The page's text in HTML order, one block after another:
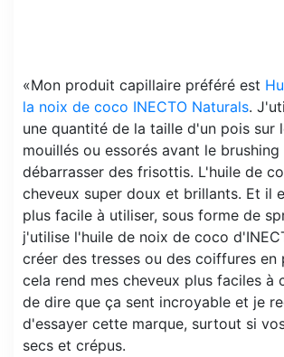
«Mon produit capillaire préféré est
la noix de coco INECTO Naturals.
une quantité de la taille d'un pois sur
mouillés ou essorés avant le
débarrasser des frisottis. L'huile de
cheveux super doux et brillants. Et il
plus facile à utiliser, sous forme de
j'utilise l'huile de noix de coco
créer des tresses ou des coiffures en
cela rend mes cheveux plus faciles à
de dire que ça sent incroyable et je
d'essayer cette marque, surtout si
secs et crépus.